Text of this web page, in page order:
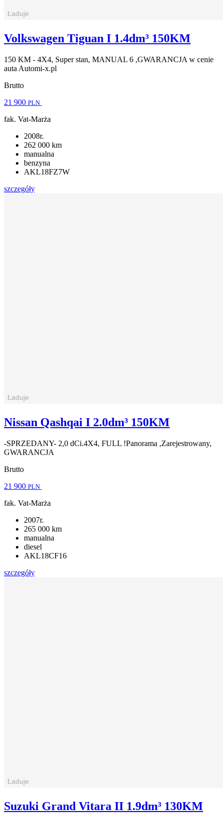
Volkswagen Tiguan I 1.4dm³ 150KM
150 KM - 4X4, Super stan, MANUAL 6 ,GWARANCJA w cenie
auta Automi-x.pl
Brutto
21 900 PLN
fak. Vat-Marża
2008r.
262 000 km
manualna
benzyna
AKL18FZ7W
szczegóły
Nissan Qashqai I 2.0dm³ 150KM
-SPRZEDANY- 2,0 dCi.4X4, FULL !Panorama ,Zarejestrowany,
GWARANCJA
Brutto
21 900 PLN
fak. Vat-Marża
2007r.
265 000 km
manualna
diesel
AKL18CF16
szczegóły
Suzuki Grand Vitara II 1.9dm³ 130KM